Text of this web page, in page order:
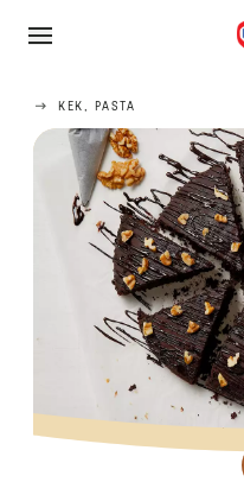
KEK, PASTA